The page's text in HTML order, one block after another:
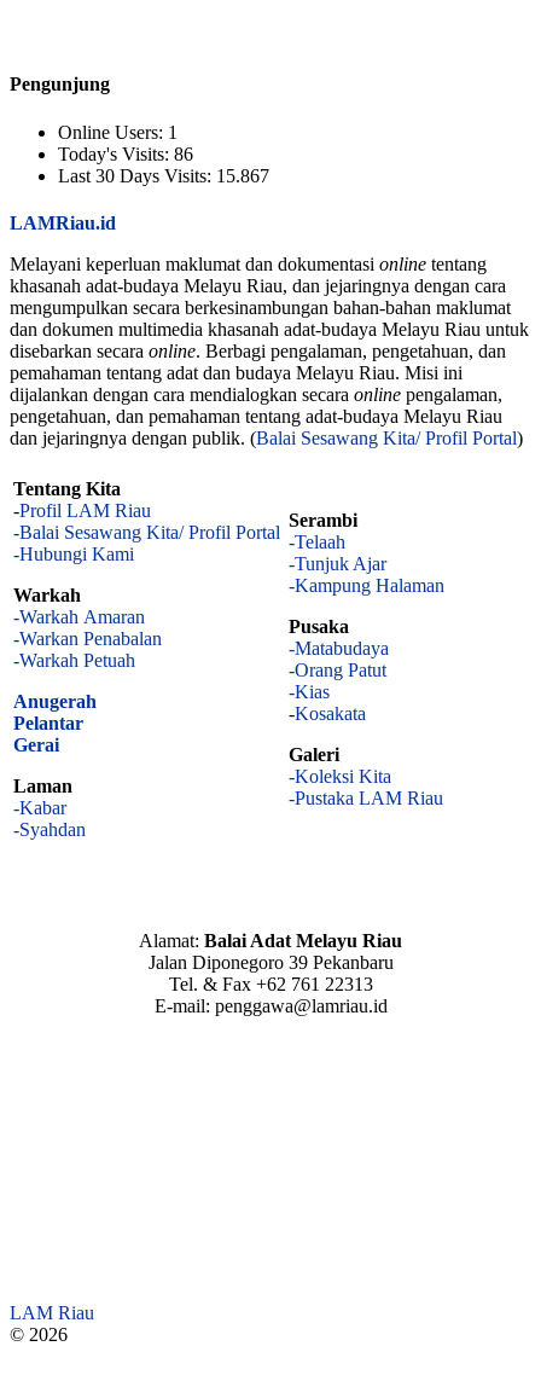
Pengunjung
Online Users: 1
Today's Visits: 86
Last 30 Days Visits: 15.867
LAMRiau.id
Melayani keperluan maklumat dan dokumentasi online tentang
khasanah adat-budaya Melayu Riau, dan jejaringnya dengan cara
mengumpulkan secara berkesinambungan bahan-bahan maklumat
dan dokumen multimedia khasanah adat-budaya Melayu Riau untuk
disebarkan secara online. Berbagi pengalaman, pengetahuan, dan
pemahaman tentang adat dan budaya Melayu Riau. Misi ini
dijalankan dengan cara mendialogkan secara online pengalaman,
pengetahuan, dan pemahaman tentang adat-budaya Melayu Riau
dan jejaringnya dengan publik. (Balai Sesawang Kita/ Profil Portal)
Tentang Kita
-Profil LAM Riau
-Balai Sesawang Kita/ Profil Portal
-Hubungi Kami
Warkah
-Warkah Amaran
-Warkan Penabalan
-Warkah Petuah
Anugerah
Pelantar
Gerai
Laman
-Kabar
-Syahdan
Serambi
-Telaah
-Tunjuk Ajar
-Kampung Halaman
Pusaka
-Matabudaya
-Orang Patut
-Kias
-Kosakata
Galeri
-Koleksi Kita
-Pustaka LAM Riau
Alamat: Balai Adat Melayu Riau
Jalan Diponegoro 39 Pekanbaru
Tel. & Fax +62 761 22313
E-mail: penggawa@lamriau.id
LAM Riau
© 2026